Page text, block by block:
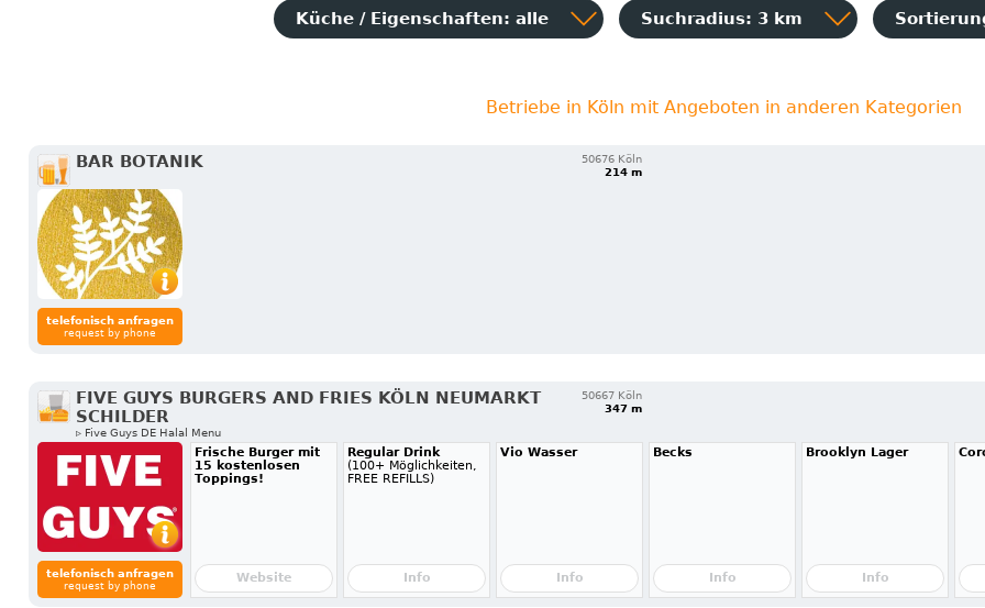
Küche / Eigenschaften: alle Suchradius: 3 km
Betriebe in Köln mit Angeboten in anderen Kategorien
BAR BOTANIK
50676 Köln
214 m
telefonisch anfragen
request by phone
FIVE GUYS BURGERS AND FRIES KÖLN NEUMARKT
SCHILDER
▹ Five Guys DE Halal Menu
50667 Köln
347 m
telefonisch anfragen
request by phone
Frische Burger mit
15 kostenlosen
Toppings!
Website
Regular Drink
(100+ Möglichkeiten,
FREE REFILLS)
Info
Vio Wasser
Info
Becks
Info
Brooklyn Lager
Info